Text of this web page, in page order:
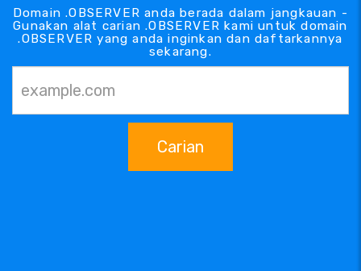
Domain .OBSERVER anda berada dalam jangkauan -
Gunakan alat carian .OBSERVER kami untuk domain
.OBSERVER yang anda inginkan dan daftarkannya
sekarang.
Carian